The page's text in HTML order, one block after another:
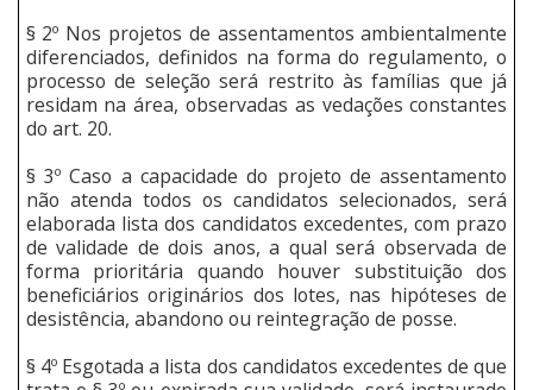
§ 2º Nos projetos de assentamentos ambientalmente
diferenciados, definidos na forma do regulamento, o
processo de seleção será restrito às famílias que já
residam na área, observadas as vedações constantes
do art. 20.
§ 3º Caso a capacidade do projeto de assentamento
não atenda todos os candidatos selecionados, será
elaborada lista dos candidatos excedentes, com prazo
de validade de dois anos, a qual será observada de
forma prioritária quando houver substituição dos
beneficiários originários dos lotes, nas hipóteses de
desistência, abandono ou reintegração de posse.
§ 4º Esgotada a lista dos candidatos excedentes de que